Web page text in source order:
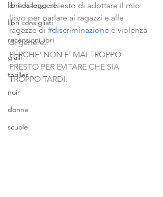
libri da leggere
libri consigliati
recensioni libri
gialli
thriller
noir
donne
scuole
che hanno chiesto di adottare il mio
libro per parlare ai ragazzi e alle
ragazze di #discriminazione e violenza
di genere.
PERCHE' NON E' MAI TROPPO
PRESTO PER EVITARE CHE SIA
TROPPO TARDI.